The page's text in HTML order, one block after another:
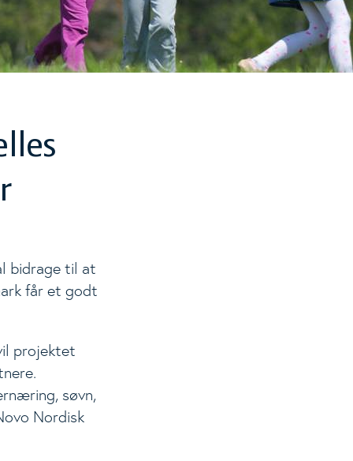
bidrage til at
får et godt
projektet
søvn,
Nordisk